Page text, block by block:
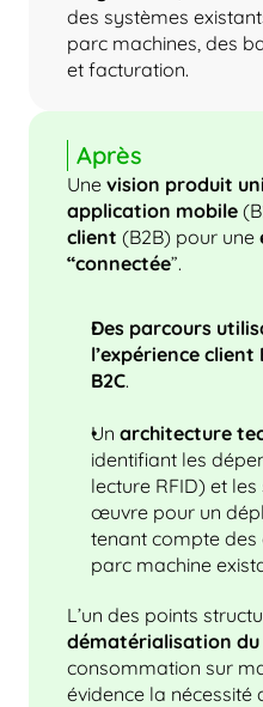
des systèmes
parc machines, des
et facturation.
Après
Une vision produit
application mobile
client (B2B) pour une
“connectée”.
Des parcours
l’expérience
B2C.
Un architecture
identifiant les
lecture RFID) et
œuvre pour un
tenant compte des
parc machine
dématérialisation du
consommation sur
évidence la nécessité